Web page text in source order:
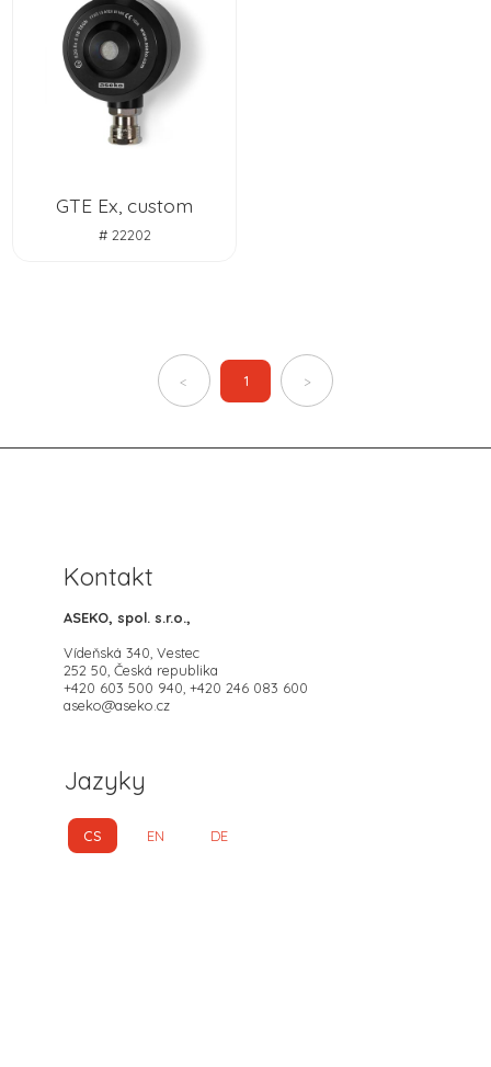
GTE Ex, custom
# 22202
< 1 >
Kontakt
ASEKO, spol. s.r.o.,
Vídeňská 340, Vestec
252 50, Česká republika
+420 603 500 940, +420 246 083 600
aseko@aseko.cz
Jazyky
CS EN DE